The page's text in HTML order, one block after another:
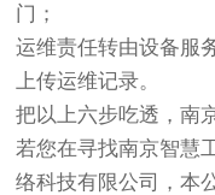
门；
运维责任转由设备服
上传运维记录。
把以上六步吃透，南
若您在寻找南京智慧
络科技有限公司，本